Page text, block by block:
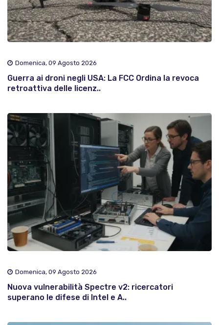
Domenica, 09 Agosto 2026
Guerra ai droni negli USA: La FCC Ordina la revoca
retroattiva delle licenz..
Domenica, 09 Agosto 2026
Nuova vulnerabilità Spectre v2: ricercatori
superano le difese di Intel e A..